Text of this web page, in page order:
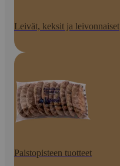
Leivät, keksit ja leivonnaiset
Paistopisteen tuotteet